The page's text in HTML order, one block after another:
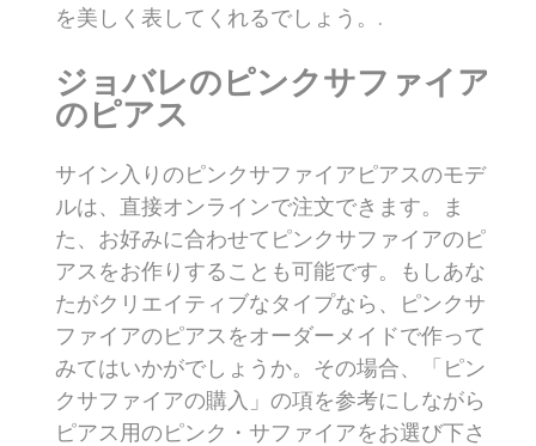
を美しく表してくれるでしょう。.
ジョバレのピンクサファイア
のピアス
サイン入りのピンクサファイアピアスのモデ
ルは、直接オンラインで注文できます。ま
た、お好みに合わせてピンクサファイアのピ
アスをお作りすることも可能です。もしあな
たがクリエイティブなタイプなら、ピンクサ
ファイアのピアスをオーダーメイドで作って
みてはいかがでしょうか。その場合、「ピン
クサファイアの購入」の項を参考にしながら
ピアス用のピンク・サファイアをお選び下さ